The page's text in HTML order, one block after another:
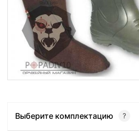
Выберите комплектацию